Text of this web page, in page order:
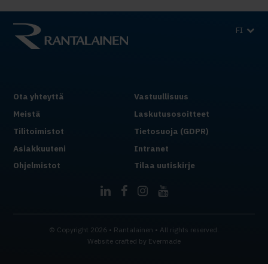
FI
Ota yhteyttä
Meistä
Tilitoimistot
Asiakkuuteni
Ohjelmistot
Vastuullisuus
Laskutusosoitteet
Tietosuoja (GDPR)
Intranet
Tilaa uutiskirje
© Copyright 2026 • Rantalainen • All rights reserved.
Website crafted by Evermade